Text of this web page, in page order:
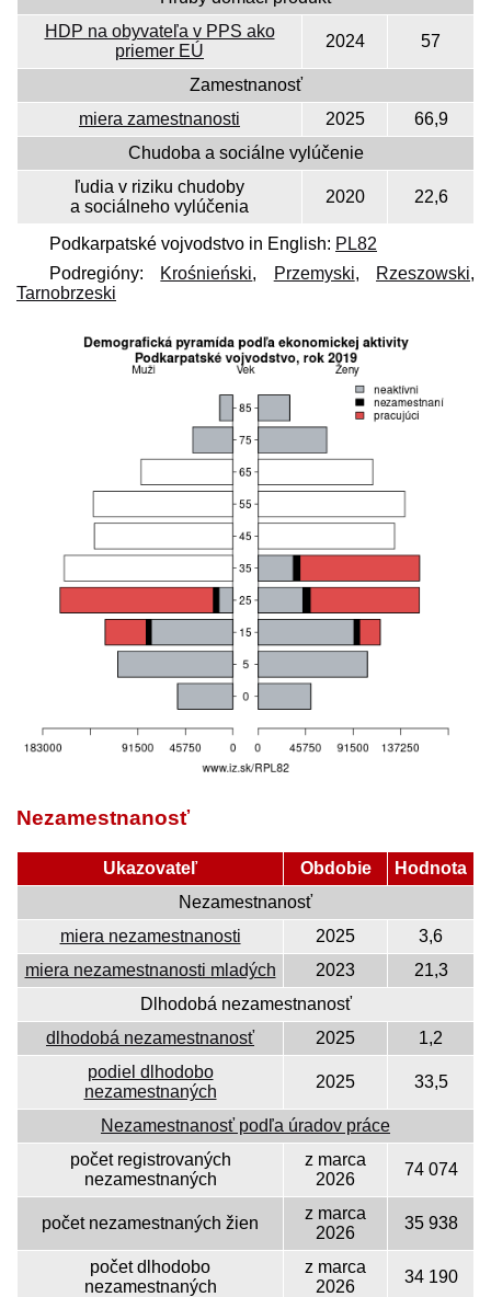
HDP na obyvateľa v PPS ako
priemer EÚ
2024 57
Zamestnanosť
miera zamestnanosti
2025
66,9
Chudoba a sociálne vylúčenie
ľudia v riziku chudoby
a sociálneho vylúčenia
2020 22,6
Podkarpatské vojvodstvo in English: PL82
Podregióny: Krośnieński, Przemyski, Rzeszowski,
Tarnobrzeski
Nezamestnanosť
Ukazovateľ Obdobie
Hodnota
Nezamestnanosť
miera nezamestnanosti
2025
3,6
miera nezamestnanosti mladých
2023
21,3
Dlhodobá nezamestnanosť
dlhodobá nezamestnanosť
2025
1,2
podiel dlhodobo
nezamestnaných
2025 33,5
Nezamestnanosť podľa úradov práce
počet registrovaných
nezamestnaných
z marca
2026
74 074
počet nezamestnaných žien
z marca
2026
35 938
počet dlhodobo
nezamestnaných
z marca
2026
34 190